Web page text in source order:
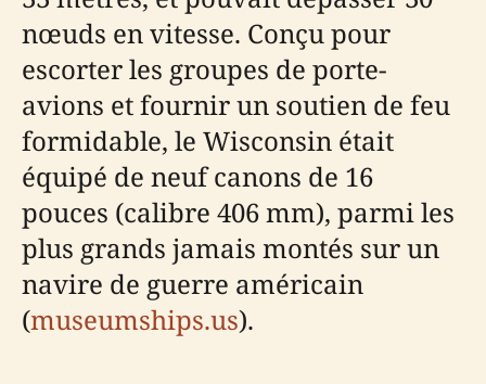
nœuds en vitesse. Conçu pour
escorter les groupes de porte-
avions et fournir un soutien de feu
formidable, le Wisconsin était
équipé de neuf canons de 16
pouces (calibre 406 mm), parmi les
plus grands jamais montés sur un
navire de guerre américain
(museumships.us).